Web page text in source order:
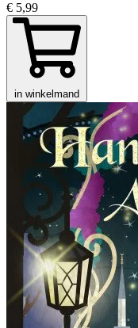
€ 5,99
in winkelmand